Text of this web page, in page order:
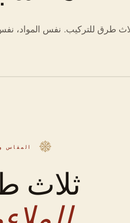
طرق للتركيب. نفس المواد،
المقاس
ثلاث